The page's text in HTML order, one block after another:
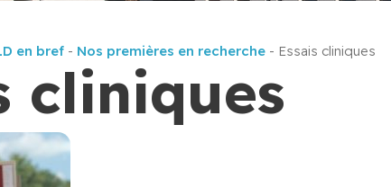
en bref - Nos premières en recherche - Essais cliniques
cliniques